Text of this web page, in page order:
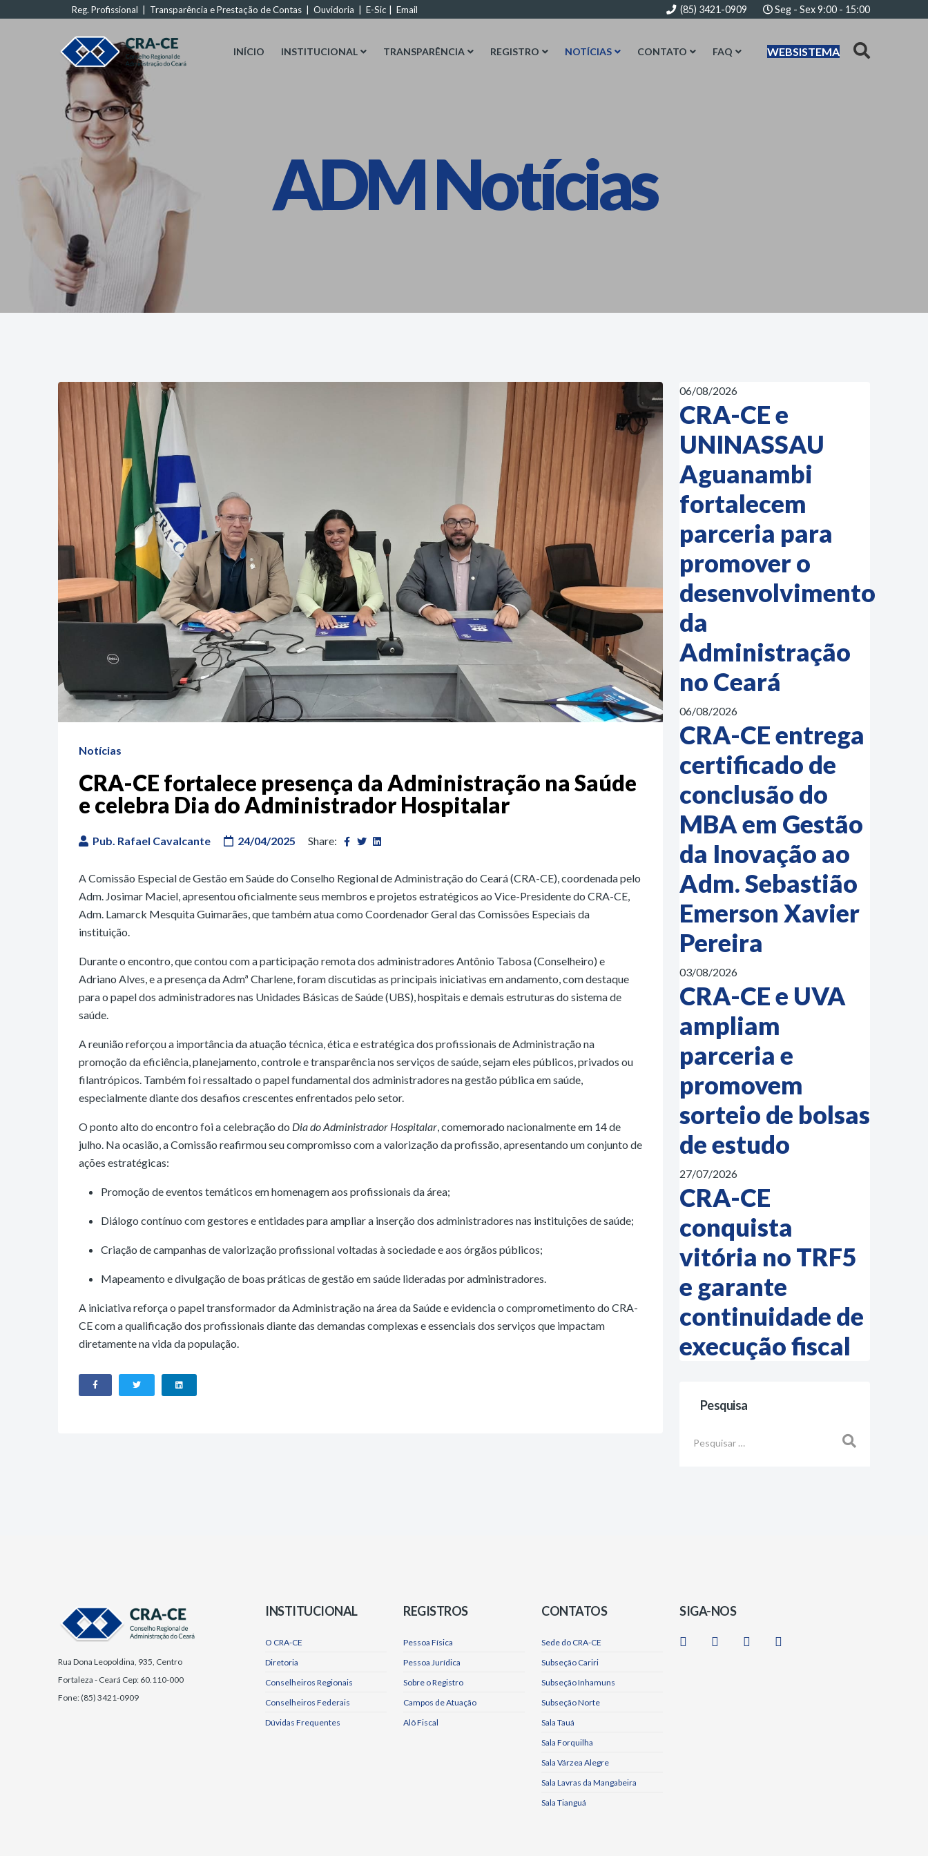
Reg. Profissional Transparência e Prestação de Contas Ouvidoria E-Sic Email (85) 3421-0909 Seg - Sex 9:00 - 15:00
WEBSISTEMA
INÍCIO INSTITUCIONAL TRANSPARÊNCIA REGISTRO NOTÍCIAS CONTATO FAQ
ADM Notícias
Notícias
CRA-CE fortalece presença da Administração na Saúde
e celebra Dia do Administrador Hospitalar
Pub. Rafael Cavalcante 24/04/2025 Share:
A Comissão Especial de Gestão em Saúde do Conselho Regional de Administração do Ceará (CRA-CE), coordenada pelo
Adm. Josimar Maciel, apresentou oficialmente seus membros e projetos estratégicos ao Vice-Presidente do CRA-CE,
Adm. Lamarck Mesquita Guimarães, que também atua como Coordenador Geral das Comissões Especiais da
instituição.
Durante o encontro, que contou com a participação remota dos administradores Antônio Tabosa (Conselheiro) e
Adriano Alves, e a presença da Admª Charlene, foram discutidas as principais iniciativas em andamento, com destaque
para o papel dos administradores nas Unidades Básicas de Saúde (UBS), hospitais e demais estruturas do sistema de
saúde.
A reunião reforçou a importância da atuação técnica, ética e estratégica dos profissionais de Administração na
promoção da eficiência, planejamento, controle e transparência nos serviços de saúde, sejam eles públicos, privados ou
filantrópicos. Também foi ressaltado o papel fundamental dos administradores na gestão pública em saúde,
especialmente diante dos desafios crescentes enfrentados pelo setor.
O ponto alto do encontro foi a celebração do Dia do Administrador Hospitalar , comemorado nacionalmente em 14 de
julho. Na ocasião, a Comissão reafirmou seu compromisso com a valorização da profissão, apresentando um conjunto de
ações estratégicas:
Promoção de eventos temáticos em homenagem aos profissionais da área;
Diálogo contínuo com gestores e entidades para ampliar a inserção dos administradores nas instituições de saúde;
Criação de campanhas de valorização profissional voltadas à sociedade e aos órgãos públicos;
Mapeamento e divulgação de boas práticas de gestão em saúde lideradas por administradores.
A iniciativa reforça o papel transformador da Administração na área da Saúde e evidencia o comprometimento do CRA-
CE com a qualificação dos profissionais diante das demandas complexas e essenciais dos serviços que impactam
diretamente na vida da população.
06/08/2026
CRA-CE e
UNINASSAU
Aguanambi
fortalecem
parceria para
promover o
desenvolvimento
da
Administração
no Ceará
06/08/2026
CRA-CE entrega
certificado de
conclusão do
MBA em Gestão
da Inovação ao
Adm. Sebastião
Emerson Xavier
Pereira
03/08/2026
CRA-CE e UVA
ampliam
parceria e
promovem
sorteio de bolsas
de estudo
27/07/2026
CRA-CE
conquista
vitória no TRF5
e garante
continuidade de
execução fiscal
Pesquisa
Rua Dona Leopoldina, 935, Centro
Fortaleza - Ceará Cep: 60.110-000
Fone: (85) 3421-0909
INSTITUCIONAL
O CRA-CE
Diretoria
Conselheiros Regionais
Conselheiros Federais
Dúvidas Frequentes
REGISTROS
Pessoa Física
Pessoa Jurídica
Sobre o Registro
Campos de Atuação
Alô Fiscal
CONTATOS
Sede do CRA-CE
Subseção Cariri
Subseção Inhamuns
Subseção Norte
Sala Tauá
Sala Forquilha
Sala Várzea Alegre
Sala Lavras da Mangabeira
Sala Tianguá
SIGA-NOS